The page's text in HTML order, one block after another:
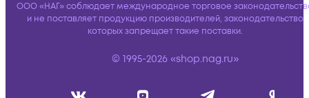
ООО «НАГ» соблюдает международное торговое
и не поставляет продукцию производителей, законодательство
которых запрещает такие поставки.
© 1995-2026 «shop.nag.ru»